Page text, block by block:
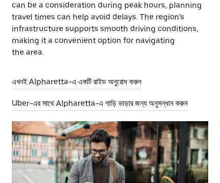
can be a consideration during peak hours, planning
travel times can help avoid delays. The region’s
infrastructure supports smooth driving conditions,
making it a convenient option for navigating
the area.
এখনই Alpharetta-এ একটি রাইড অনুরোধ করুন
Uber-এর সাথে Alpharetta-এ গাড়ি ভাড়ার জন্য অনুসন্ধান করুন